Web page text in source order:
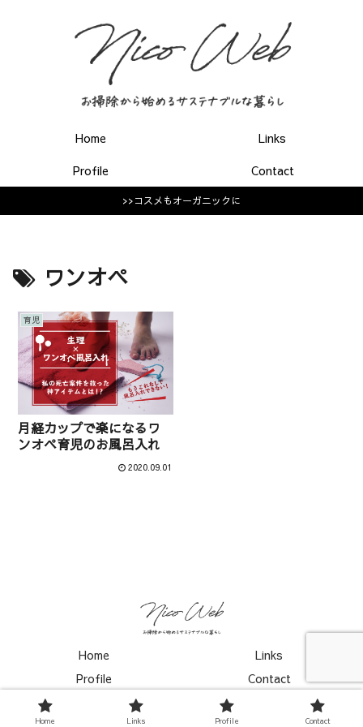
Home
Links
Profile
Contact
>>コスメもオーガニックに
ワンオペ
育児
月経カップで楽になるワ
ンオペ育児のお風呂入れ
2020.09.01
Home
Links
Profile
Contact
© 2020 ニコ ウェブ｜お掃除から始めるサステナブルな暮らし.
Home Links Profile Contact